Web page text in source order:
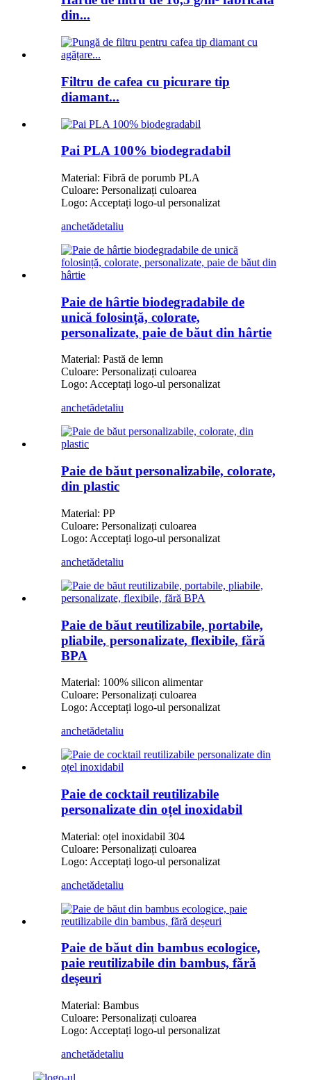
din...
Filtru de cafea cu picurare tip
diamant...
Pai PLA 100% biodegradabil
Material: Fibră de porumb PLA
Culoare: Personalizați culoarea
Logo: Acceptați logo-ul personalizat
anchetădetaliu
Paie de hârtie biodegradabile de
unică folosință, colorate,
personalizate, paie de băut din hârtie
Material: Pastă de lemn
Culoare: Personalizați culoarea
Logo: Acceptați logo-ul personalizat
anchetădetaliu
Paie de băut personalizabile, colorate,
din plastic
Material: PP
Culoare: Personalizați culoarea
Logo: Acceptați logo-ul personalizat
anchetădetaliu
Paie de băut reutilizabile, portabile,
pliabile, personalizate, flexibile, fără
BPA
Material: 100% silicon alimentar
Culoare: Personalizați culoarea
Logo: Acceptați logo-ul personalizat
anchetădetaliu
Paie de cocktail reutilizabile
personalizate din oțel inoxidabil
Material: oțel inoxidabil 304
Culoare: Personalizați culoarea
Logo: Acceptați logo-ul personalizat
anchetădetaliu
Paie de băut din bambus ecologice,
paie reutilizabile din bambus, fără
deșeuri
Material: Bambus
Culoare: Personalizați culoarea
Logo: Acceptați logo-ul personalizat
anchetădetaliu